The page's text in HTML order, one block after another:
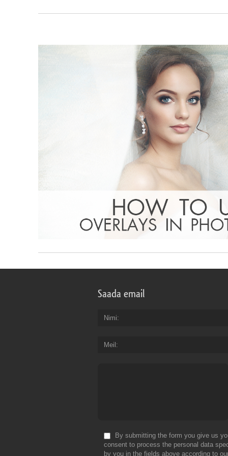
Saada email
Nimi
Meil
By submitting the form you give us
consent to process the personal data
by you in the fields above according to